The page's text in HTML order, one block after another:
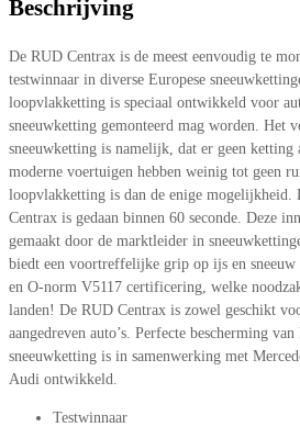
Beschrijving
De RUD Centrax is de meest eenvoudig te
testwinnaar in diverse Europese
loopvlakketting is speciaal ontwikkeld voor
sneeuwketting gemonteerd mag worden. Het
sneeuwketting is namelijk, dat er geen ketting
moderne voertuigen hebben weinig tot geen
loopvlakketting is dan de enige mogelijkheid.
Centrax is gedaan binnen 60 seconde. Deze
gemaakt door de marktleider in
biedt een voortreffelijke grip op ijs en sneeuw
en O-norm V5117 certificering, welke
landen! De RUD Centrax is zowel geschikt
aangedreven auto’s. Perfecte bescherming
sneeuwketting is in samenwerking met
Audi ontwikkeld.
Testwinnaar